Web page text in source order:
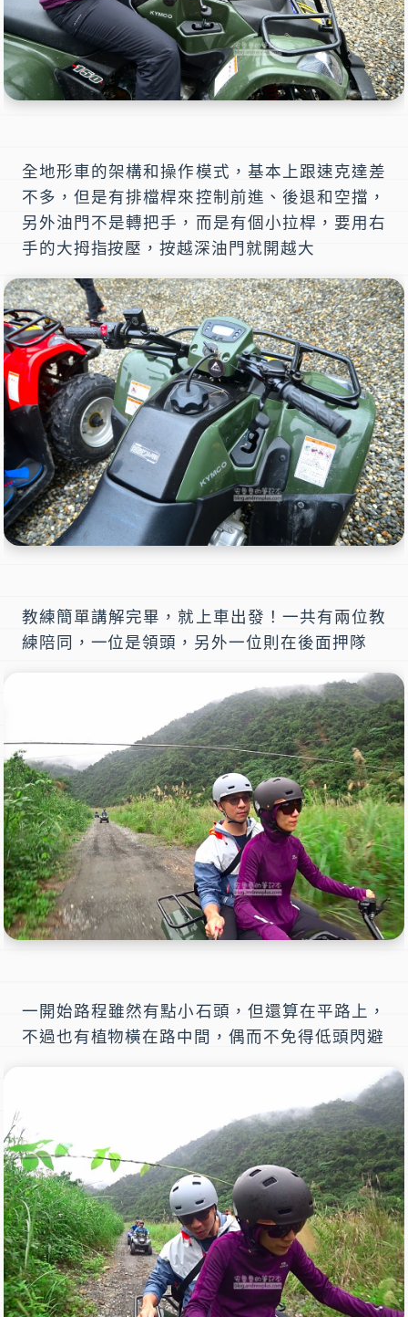
全地形車的架構和操作模式，基本上跟速克達差
不多，但是有排檔桿來控制前進、後退和空擋，
另外油門不是轉把手，而是有個小拉桿，要用右
手的大拇指按壓，按越深油門就開越大
教練簡單講解完畢，就上車出發！一共有兩位教
練陪同，一位是領頭，另外一位則在後面押隊
一開始路程雖然有點小石頭，但還算在平路上，
不過也有植物橫在路中間，偶而不免得低頭閃避